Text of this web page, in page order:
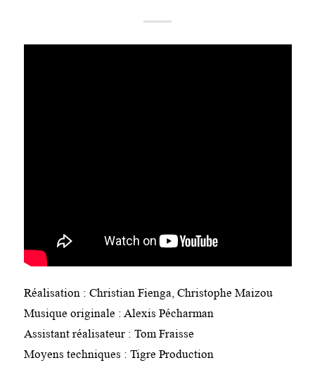
Réalisation : Christian Fienga, Christophe Maizou
Musique originale : Alexis Pécharman
Assistant réalisateur : Tom Fraisse
Moyens techniques : Tigre Production